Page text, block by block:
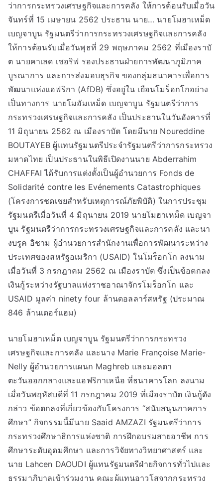
ว่าการกระทรวงเศรษฐกิจและการคลัง ให้การต้อนรับเมื่อวัน
จันทร์ที่ 15 เมษายน 2562 ประธาน นาย… นายโมฮาเหม็ด
เบญจาบูน รัฐมนตรีว่าการกระทรวงเศรษฐกิจและการคลัง
ให้การต้อนรับเมื่อวันพุธที่ 29 พฤษภาคม 2562 ที่เมืองราบั
ต นายคาเลด เชอริฟ รองประธานฝ่ายการพัฒนาภูมิภาค
บูรณาการ และการส่งมอบธุรกิจ ของกลุ่มธนาคารเพื่อการ
พัฒนาแห่งแอฟริกา (AfDB) ซึ่งอยู่ใน เยือนโมร็อกโกอย่าง
เป็นทางการ นายโมฮัมเหม็ด เบญจาบูน รัฐมนตรีว่าการ
กระทรวงเศรษฐกิจและการคลัง เป็นประธานในวันอังคารที่
11 มิถุนายน 2562 ณ เมืองราบัต โดยมีนาย Noureddine
BOUTAYEB ผู้แทนรัฐมนตรีประจำรัฐมนตรีว่าการกระทรวง
มหาดไทย เป็นประธานในพิธีเปิดงานนาย Abderrahim
CHAFFAI ได้รับการแต่งตั้งเป็นผู้อำนวยการ Fonds de
Solidarité contre les Evénements Catastrophiques
(โครงการชดเชยสำหรับเหตุการณ์ภัยพิบัติ) ในการประชุม
รัฐมนตรีเมื่อวันที่ 4 มิถุนายน 2019 นายโมฮาเหม็ด เบญจา
บูน รัฐมนตรีว่าการกระทรวงเศรษฐกิจและการคลัง และนา
งบรูค อิชาม ผู้อำนวยการสำนักงานเพื่อการพัฒนาระหว่าง
ประเทศของสหรัฐอเมริกา (USAID) ในโมร็อกโก ลงนาม
เมื่อวันที่ 3 กรกฎาคม 2562 ณ เมืองราบัต ซึ่งเป็นข้อตกลง
เงินกู้ระหว่างรัฐบาลแห่งราชอาณาจักรโมร็อกโก และ
USAID มูลค่า ninety four ล้านดอลลาร์สหรัฐ (ประมาณ
846 ล้านเดอร์แฮม)
นายโมฮาเหม็ด เบญจาบูน รัฐมนตรีว่าการกระทรวง
เศรษฐกิจและการคลัง และนาง Marie Françoise Marie-
Nelly ผู้อำนวยการแผนก Maghreb และมอลตา
ตะวันออกกลางและแอฟริกาเหนือ ที่ธนาคารโลก ลงนาม
เมื่อวันพฤหัสบดีที่ 11 กรกฎาคม 2019 ที่เมืองราบัต เงินกู้ดัง
กล่าว ข้อตกลงที่เกี่ยวข้องกับโครงการ “สนับสนุนภาคการ
ศึกษา” กิจกรรมนี้มีนาย Saaid AMZAZI รัฐมนตรีว่าการ
กระทรวงศึกษาธิการแห่งชาติ การฝึกอบรมสายอาชีพ การ
ศึกษาระดับอุดมศึกษา และการวิจัยทางวิทยาศาสตร์ และ
นาย Lahcen DAOUDI ผู้แทนรัฐมนตรีฝ่ายกิจการทั่วไปและ
ธรรมาภิบาลเข้าร่วมงาน คณะผู้แทนอาวุโสจากกระทรวง